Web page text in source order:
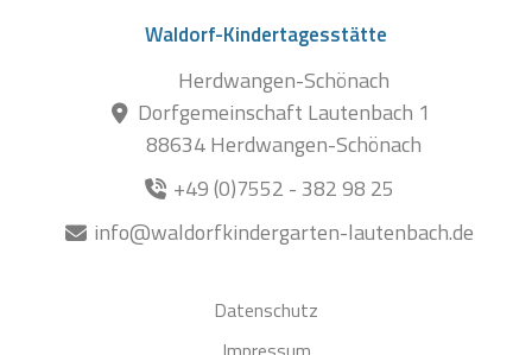
Waldorf-Kindertagesstätte
Herdwangen-Schönach
Dorfgemeinschaft Lautenbach 1
88634 Herdwangen-Schönach
+49 (0)7552 - 382 98 25
info@waldorfkindergarten-lautenbach.de
Datenschutz